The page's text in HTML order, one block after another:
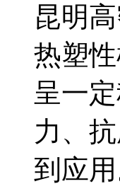
昆明
热塑
呈一
力、
到应用